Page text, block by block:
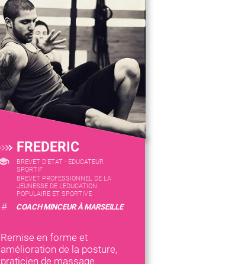
FREDERIC
BREVET D'ETAT - EDUCATEUR
SPORTIF
BREVET PROFESSIONNEL DE LA
JEUNESSE DE L'EDUCATION
POPULAIRE ET SPORTIVE
# COACH MINCEUR À MARSEILLE
Remise en forme et
amélioration de la posture,
praticien de massage.